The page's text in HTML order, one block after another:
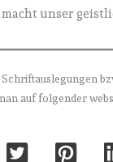
unser
auf folgender